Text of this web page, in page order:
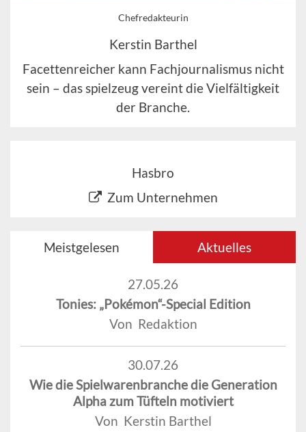
Chefredakteurin
Kerstin Barthel
Facettenreicher kann Fachjournalismus nicht
sein – das spielzeug vereint die Vielfältigkeit
der Branche.
Hasbro
Zum Unternehmen
Meistgelesen Aktuelles
27.05.26
Tonies: „Pokémon“-Special Edition
Von Redaktion
30.07.26
Wie die Spielwarenbranche die Generation
Alpha zum Tüfteln motiviert
Von Kerstin Barthel